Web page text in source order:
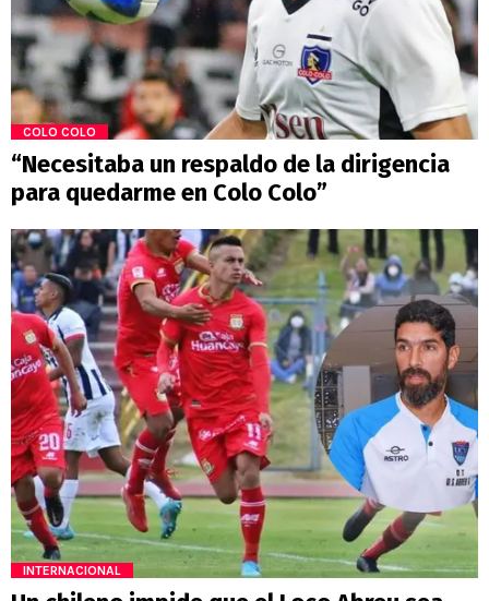
COLO COLO
“Necesitaba un respaldo de la dirigencia
para quedarme en Colo Colo”
INTERNACIONAL